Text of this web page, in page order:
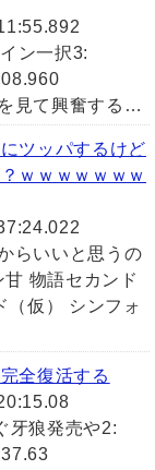
ン一択3:
見て興奮する…
ツッパするけど
ｗｗｗｗｗｗｗ
らいいと思うの
物語セカンド
（仮） シンフォ
全復活する
牙狼発売や2: